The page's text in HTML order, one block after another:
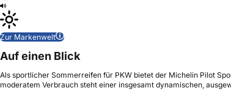
Zur Markenwelt
Auf einen Blick
Als sportlicher Sommerreifen für PKW bietet der Michelin Pilot
moderatem Verbrauch steht einer insgesamt dynamischen,